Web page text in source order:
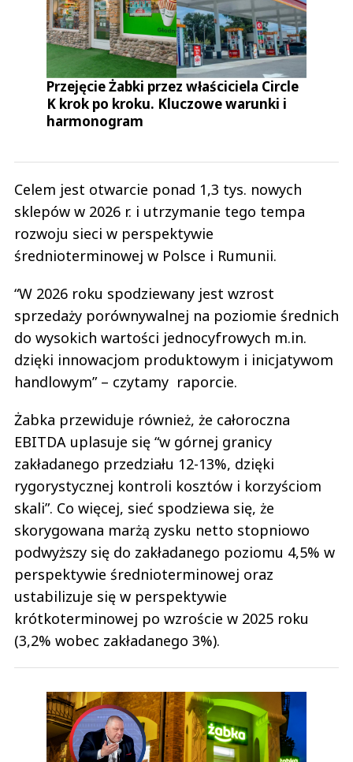
Przejęcie Żabki przez właściciela Circle
K krok po kroku. Kluczowe warunki i
harmonogram
Celem jest otwarcie ponad 1,3 tys. nowych
sklepów w 2026 r. i utrzymanie tego tempa
rozwoju sieci w perspektywie
średnioterminowej w Polsce i Rumunii.
“W 2026 roku spodziewany jest wzrost
sprzedaży porównywalnej na poziomie średnich
do wysokich wartości jednocyfrowych m.in.
dzięki innowacjom produktowym i inicjatywom
handlowym” – czytamy raporcie.
Żabka przewiduje również, że całoroczna
EBITDA uplasuje się “w górnej granicy
zakładanego przedziału 12-13%, dzięki
rygorystycznej kontroli kosztów i korzyściom
skali”. Co więcej, sieć spodziewa się, że
skorygowana marżą zysku netto stopniowo
podwyższy się do zakładanego poziomu 4,5% w
perspektywie średnioterminowej oraz
ustabilizuje się w perspektywie
krótkoterminowej po wzroście w 2025 roku
(3,2% wobec zakładanego 3%).